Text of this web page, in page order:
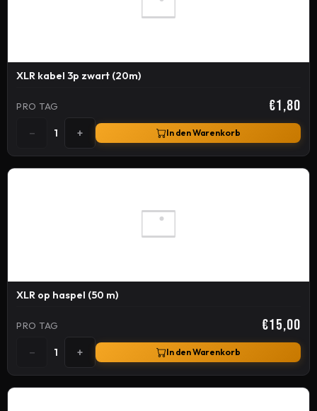
XLR kabel 3p zwart (20m)
PRO TAG €1,80
− 1 + In den Warenkorb
XLR op haspel (50 m)
PRO TAG €15,00
− 1 + In den Warenkorb